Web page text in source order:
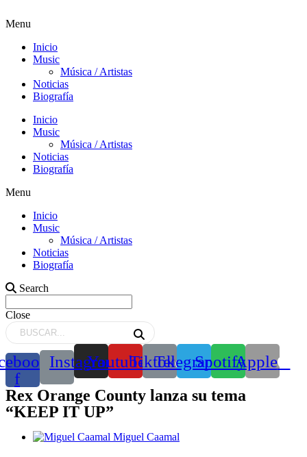
Menu
Inicio
Music
Música / Artistas
Noticias
Biografía
Inicio
Music
Música / Artistas
Noticias
Biografía
Menu
Inicio
Music
Música / Artistas
Noticias
Biografía
Search
Close
f
Instagram
YoutubeTiktokTelegramSpotifyApple
Rex Orange County lanza su tema
“KEEP IT UP”
Miguel Caamal